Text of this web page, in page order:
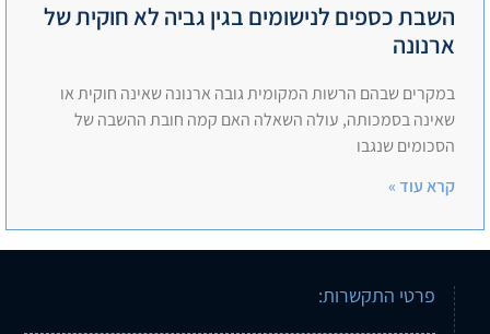
השבת כספים לנישומים בגין גביה לא חוקית של
ארנונה
במקרים שבהם הרשות המקומית גובה ארנונה שאינה חוקית או
שאינה בסמכותה, עולה השאלה האם קמה חובת ההשבה של
הסכומים שנגבו
קרא עוד »
פרטי התקשרות: